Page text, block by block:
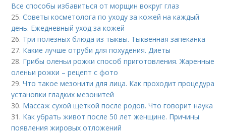
Все способы избавиться от морщин вокруг глаз
25.Советы косметолога по уходу за кожей на каждый
день. Ежедневный уход за кожей
26. Три полезных блюда из тыквы. Тыквенная запеканка
27. Какие лучше отруби для похудения. Диеты
28. Грибы оленьи рожки способ приготовления. Жаренные
оленьи рожки – рецепт с фото
29.Что такое мезонити для лица. Как проходит процедура
установки гладких мезонитей
30. Массаж сухой щеткой после родов. Что говорит наука
31. Как убрать живот после 50 лет женщине. Причины
появления жировых отложений